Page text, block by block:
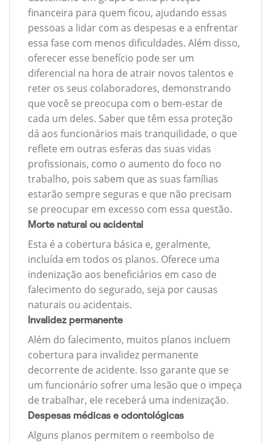
financeira para quem ficou, ajudando essas
pessoas a lidar com as despesas e a enfrentar
essa fase com menos dificuldades. Além disso,
oferecer esse benefício pode ser um
diferencial na hora de atrair novos talentos e
reter os seus colaboradores, demonstrando
que você se preocupa com o bem-estar de
cada um deles. Saber que têm essa proteção
dá aos funcionários mais tranquilidade, o que
reflete em outras esferas das suas vidas
profissionais, como o aumento do foco no
trabalho, pois sabem que as suas famílias
estarão sempre seguras e que não precisam
se preocupar em excesso com essa questão.
Morte natural ou acidental
Esta é a cobertura básica e, geralmente,
incluída em todos os planos. Oferece uma
indenização aos beneficiários em caso de
falecimento do segurado, seja por causas
naturais ou acidentais.
Invalidez permanente
Além do falecimento, muitos planos incluem
cobertura para invalidez permanente
decorrente de acidente. Isso garante que se
um funcionário sofrer uma lesão que o impeça
de trabalhar, ele receberá uma indenização.
Despesas médicas e odontológicas
Alguns planos permitem o reembolso de